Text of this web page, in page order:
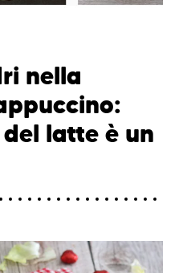
nella
latte è un